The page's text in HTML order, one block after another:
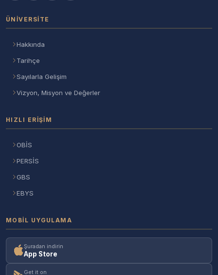
ÜNIVERSITE
Hakkında
Tarihçe
Sayılarla Gelişim
Vizyon, Misyon ve Değerler
HIZLI ERIŞIM
OBİS
PERSİS
GBS
EBYS
MOBIL UYGULAMA
Şuradan indirin
App Store
Get it on